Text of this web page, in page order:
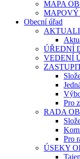
MAPA
MAPOVÝ
Obecní úřad
ÚŘEDNÍ
VEDENÍ
Pro
RADA
Pro
ÚSEKY